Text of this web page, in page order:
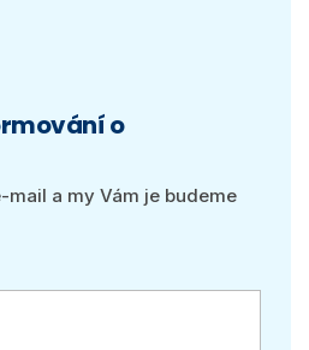
o
mail a my Vám je budeme